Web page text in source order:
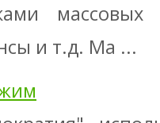
массовых
и т.д. Ма ...